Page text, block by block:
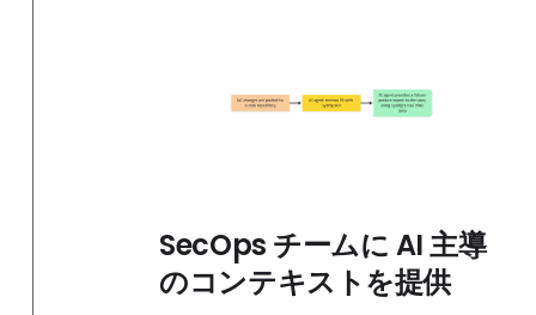
SecOps チームに AI 主導
のコンテキストを提供